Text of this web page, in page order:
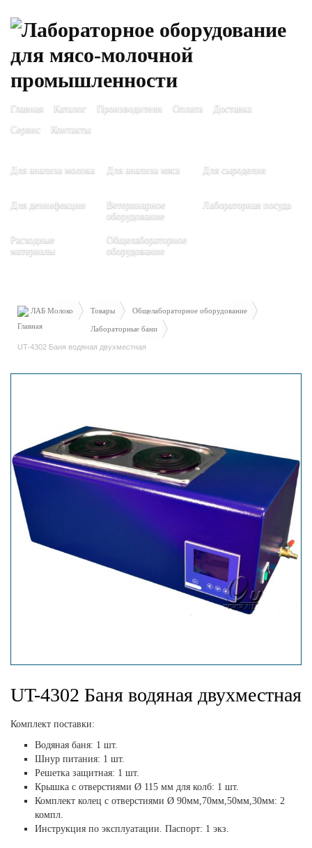
Главная Каталог Производители Оплата
Доставка
Сервис
Контакты
Для анализа молока Для анализа мяса Для сыроделия
Для дезинфекции
Ветеринарное
оборудование
Лабораторная посуда
Расходные
материалы
Общелабораторное
оборудование
ЛАБ Молоко Товары Общелабораторное оборудование
Лабораторные бани
UT-4302 Баня водяная двухместная
UT-4302 Баня водяная двухместная
Комплект поставки:
Водяная баня: 1 шт.
Шнур питания: 1 шт.
Решетка защитная: 1 шт.
Крышка с отверстиями Ø 115 мм для колб: 1 шт.
Комплект колец с отверстиями Ø 90мм,70мм,50мм,30мм: 2
компл.
Инструкция по эксплуатации. Паспорт: 1 экз.